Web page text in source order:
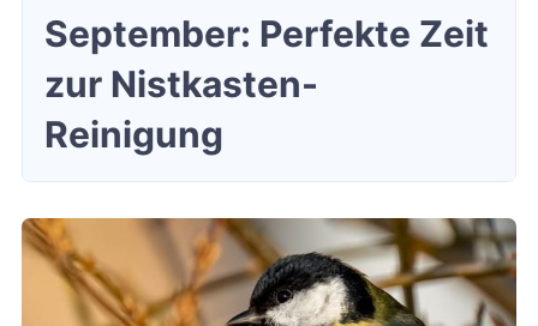
September: Perfekte Zeit
zur Nistkasten-
Reinigung